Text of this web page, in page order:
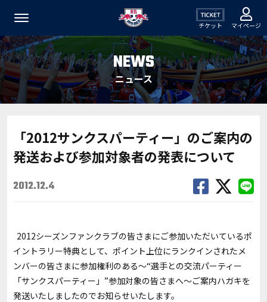
チケット マイページ
NEWS
ニュース
「2012サンクスパーティー」のご案内の
発送および参加対象者の発表について
2012.12.4
2012シーズンファンクラブの皆さまにご参加いただいているポ
イントラリー特典として、ポイント上位にランクインされたメ
ンバーの皆さまに参加権利のある～“選手との交流パーティー
「サンクスパーティー」”参加対象の皆さまへ～ご案内ハガキを
発送いたしましたのでお知らせいたします。